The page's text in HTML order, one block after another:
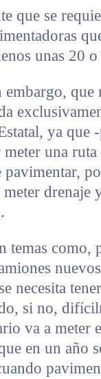
que se
unas 20
que
ya que
meter una
pavimentar,
meter drenaje
temas como,
necesita tener
si no,
va a meter
en un año